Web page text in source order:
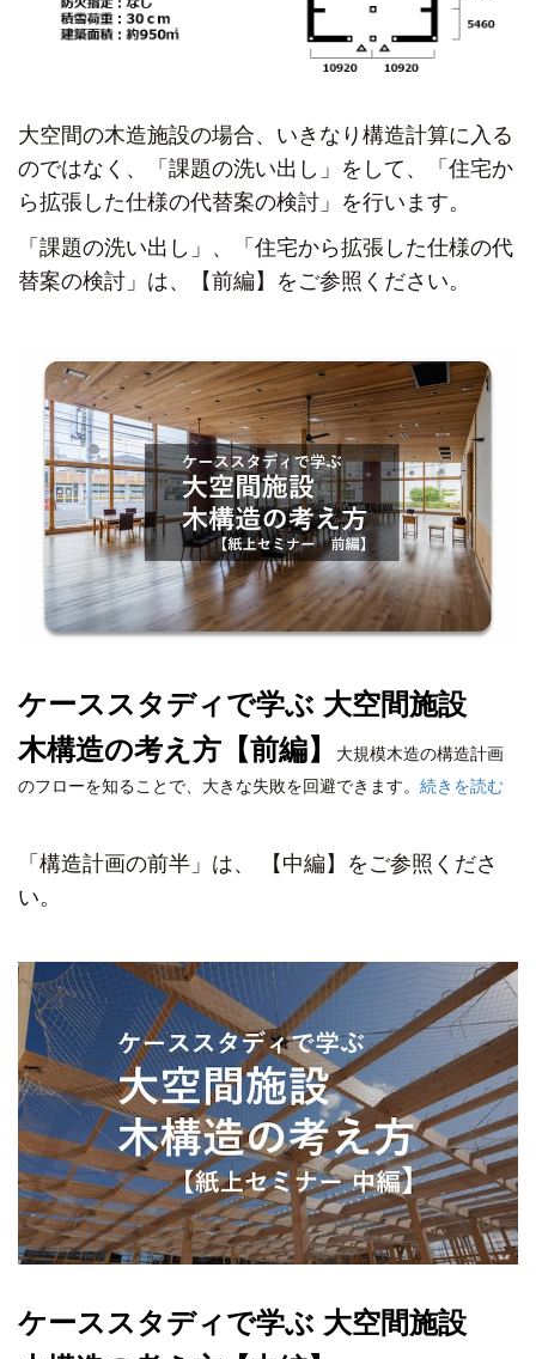
大空間の木造施設の場合、 いきなり構造計算に入る
のではなく、
「課題の洗い出し」をして、
「住宅か
ら拡張した仕様の代替案の検討」を行います。
「課題の洗い出し」、「住宅から拡張した仕様の代
替案の検討」は、
【前編】をご参照ください。
ケーススタディで学ぶ 大空間施設
木構造の考え方【前編】
大規模木造の構造計画
のフローを知ることで、大きな失敗を回避できます。 続きを読む
「構造計画の前半」は、 【中編】 をご参照くださ
い。
ケーススタディで学ぶ 大空間施設